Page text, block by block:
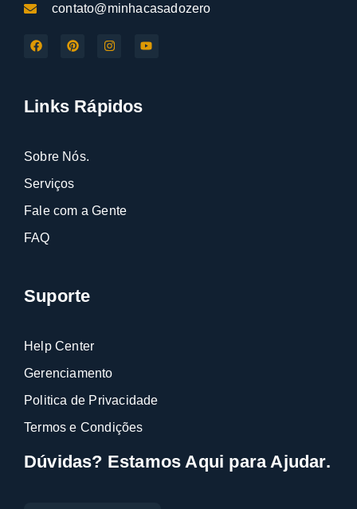
contato@minhacasadozero
Links Rápidos
Sobre Nós.
Serviços
Fale com a Gente
FAQ
Suporte
Help Center
Gerenciamento
Politica de Privacidade
Termos e Condições
Dúvidas? Estamos Aqui para Ajudar.